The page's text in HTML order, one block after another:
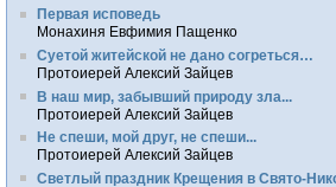
Первая исповедь
Монахиня Евфимия Пащенко
Суетой житейской не дано согреться…
Протоиерей Алексий Зайцев
В наш мир, забывший природу зла...
Протоиерей Алексий Зайцев
Не спеши, мой друг, не спеши...
Протоиерей Алексий Зайцев
Светлый праздник Крещения в Свято-